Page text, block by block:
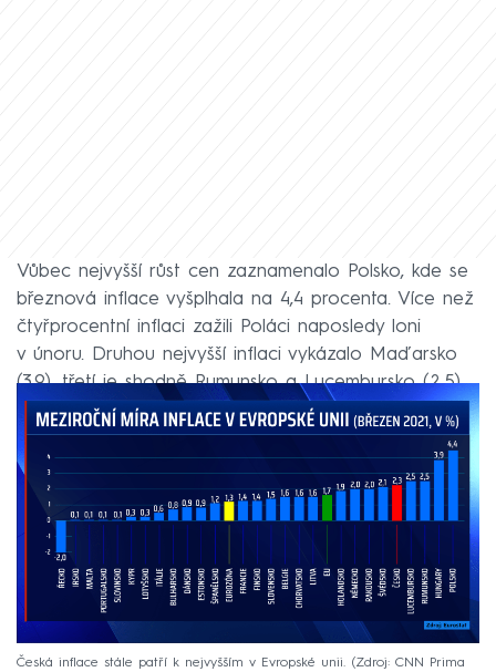
Vůbec nejvyšší růst cen zaznamenalo Polsko, kde se
březnová inflace vyšplhala na 4,4 procenta. Více než
čtyřprocentní inflaci zažili Poláci naposledy loni
v únoru. Druhou nejvyšší inflaci vykázalo Maďarsko
(3,9), třetí je shodně Rumunsko a Lucembursko (2,5).
Česká inflace stále patří k nejvyšším v Evropské unii.
Zdroj: CNN Prima